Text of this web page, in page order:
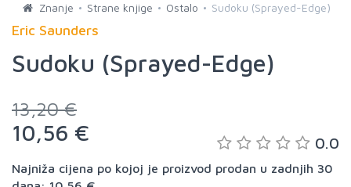
Znanje Strane knjige Ostalo Sudoku (Sprayed-Edge)
Eric Saunders
Sudoku (Sprayed-Edge)
13,20 €
10,56 € 0.0
Najniža cijena po kojoj je proizvod prodan u zadnjih 30